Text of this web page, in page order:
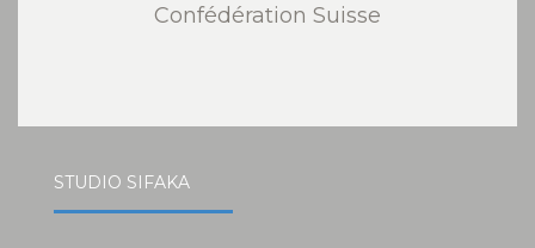
Confédération Suisse
STUDIO SIFAKA